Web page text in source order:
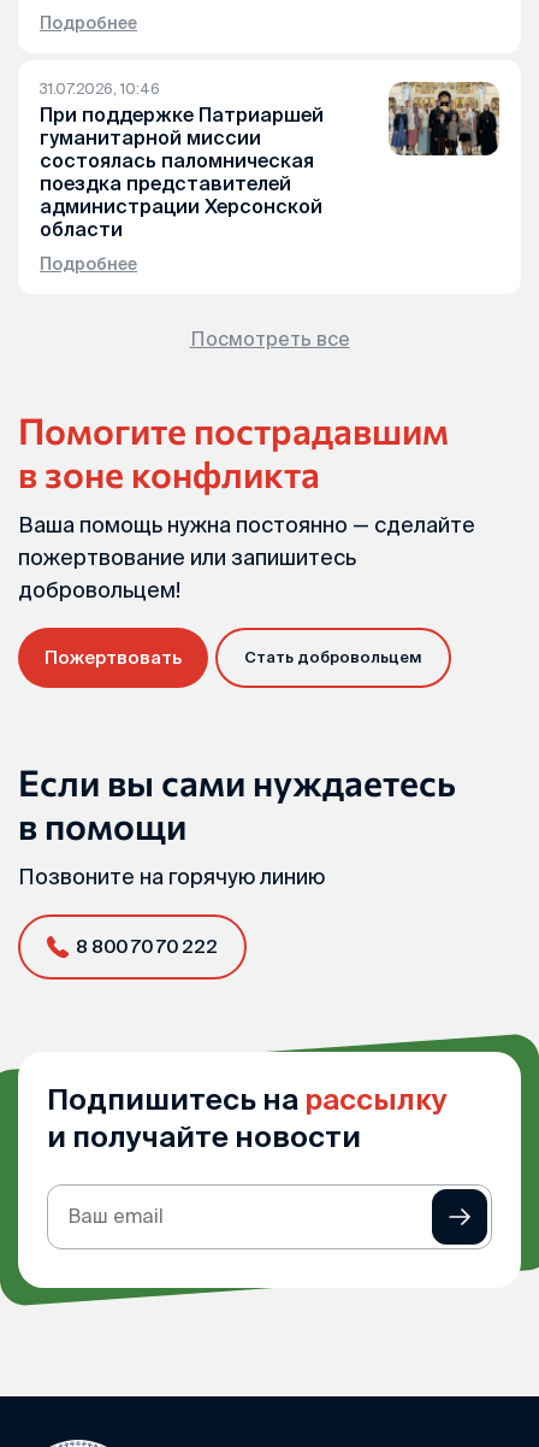
Подробнее
31.07.2026, 10:46
При поддержке Патриаршей
гуманитарной миссии
состоялась паломническая
поездка представителей
администрации Херсонской
области
Подробнее
Посмотреть все
Помогите пострадавшим
в зоне конфликта
Ваша помощь нужна постоянно — сделайте
пожертвование или запишитесь
добровольцем!
Пожертвовать Стать добровольцем
Если вы сами нуждаетесь
в помощи
Позвоните на горячую линию
8 800 70 70 222
Подпишитесь на рассылку
и получайте новости
Подписка
на